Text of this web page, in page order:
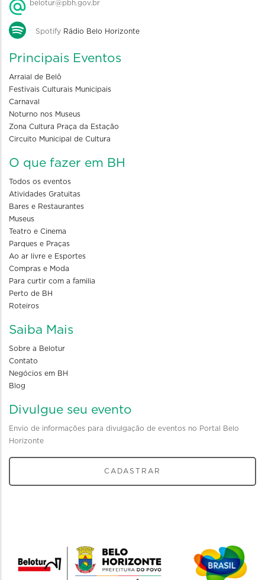
belotur@pbh.gov.br
Spotify Rádio Belo Horizonte
Principais Eventos
Arraial de Belô
Festivais Culturais Municipais
Carnaval
Noturno nos Museus
Zona Cultura Praça da Estação
Circuito Municipal de Cultura
O que fazer em BH
Todos os eventos
Atividades Gratuitas
Bares e Restaurantes
Museus
Teatro e Cinema
Parques e Praças
Ao ar livre e Esportes
Compras e Moda
Para curtir com a familia
Perto de BH
Roteiros
Saiba Mais
Sobre a Belotur
Contato
Negócios em BH
Blog
Divulgue seu evento
Envio de informações para divulgação de eventos no Portal Belo
Horizonte
CADASTRAR